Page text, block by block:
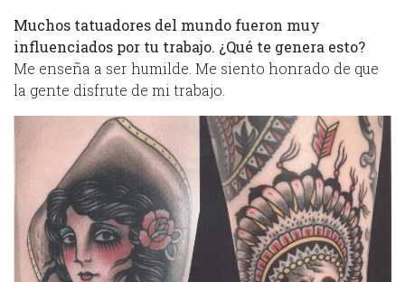
Muchos tatuadores del mundo fueron muy
influenciados por tu trabajo. ¿Qué te genera esto?
Me enseña a ser humilde. Me siento honrado de que
la gente disfrute de mi trabajo.